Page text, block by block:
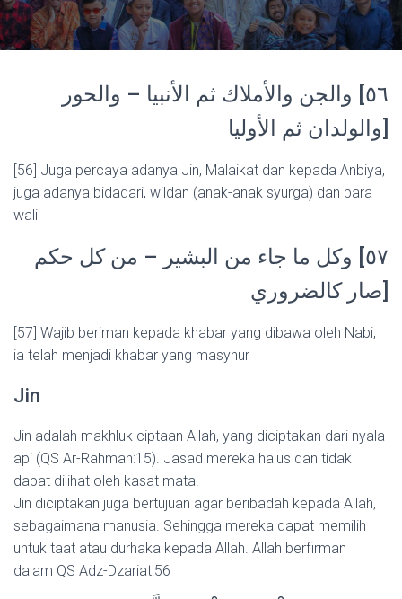
S
٥٦] والجن والأملاك ثم الأنبيا – والحور
والولدان ثم الأوليا]
[56] Juga percaya adanya Jin, Malaikat dan kepada Anbiya,
juga adanya bidadari, wildan (anak-anak syurga) dan para
wali
٥٧] وكل ما جاء من البشير – من كل حكم
صار كالضروري]
[57] Wajib beriman kepada khabar yang dibawa oleh Nabi,
ia telah menjadi khabar yang masyhur
Jin
Jin adalah makhluk ciptaan Allah, yang diciptakan dari nyala
api (QS Ar-Rahman:15). Jasad mereka halus dan tidak
dapat dilihat oleh kasat mata.
Jin diciptakan juga bertujuan agar beribadah kepada Allah,
sebagaimana manusia. Sehingga mereka dapat memilih
untuk taat atau durhaka kepada Allah. Allah berfirman
dalam QS Adz-Dzariat:56